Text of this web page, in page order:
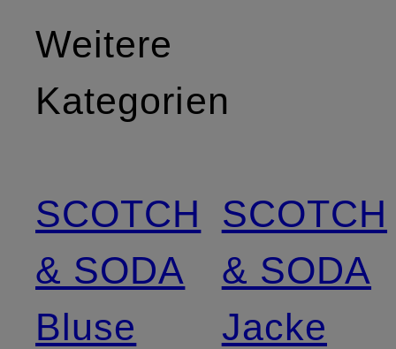
Weitere
Kategorien
SCOTCH
& SODA
Bluse
SCOTCH
& SODA
Jacke